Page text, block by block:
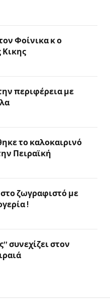
Φοίνικα κ ο
Κικης
περιφέρεια με
το καλοκαιρινό
Πειραϊκή
ζωγραφιστό με
!
συνεχίζει στον